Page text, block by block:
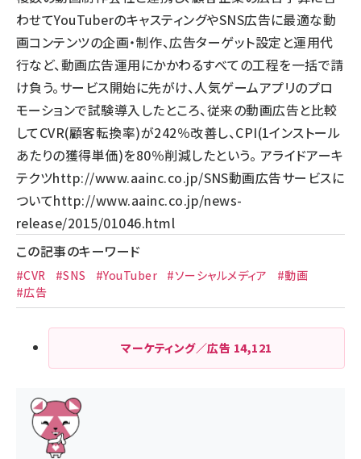
わせてYouTuberのキャスティングやSNS広告に最適な動
画コンテンツの企画・制作、広告ターゲット設定と運用代
行など、動画広告運用にかかわるすべての工程を一括で請
け負う。サービス開始に先がけ、人気ゲームアプリのプロ
モーションで試験導入したところ、従来の動画広告と比較
してCVR(顧客転換率)が242％改善し、CPI(1インストール
あたりの獲得単価)を80％削減したという。 アライドアーキ
テクツhttp://www.aainc.co.jp/SNS動画広告サービスに
ついてhttp://www.aainc.co.jp/news-
release/2015/01046.html
この記事のキーワード
#CVR #SNS #YouTuber #ソーシャルメディア
#動画
#広告
マーケティング／広告 14,121